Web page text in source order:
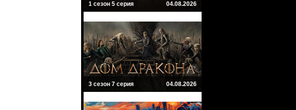
1 сезон 5 серия 04.08.2026
3 сезон 7 серия 04.08.2026